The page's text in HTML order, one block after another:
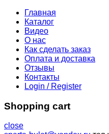
Главная
Каталог
Видео
О нас
Как сделать заказ
Оплата и доставка
Отзывы
Контакты
Login / Register
Shopping cart
close